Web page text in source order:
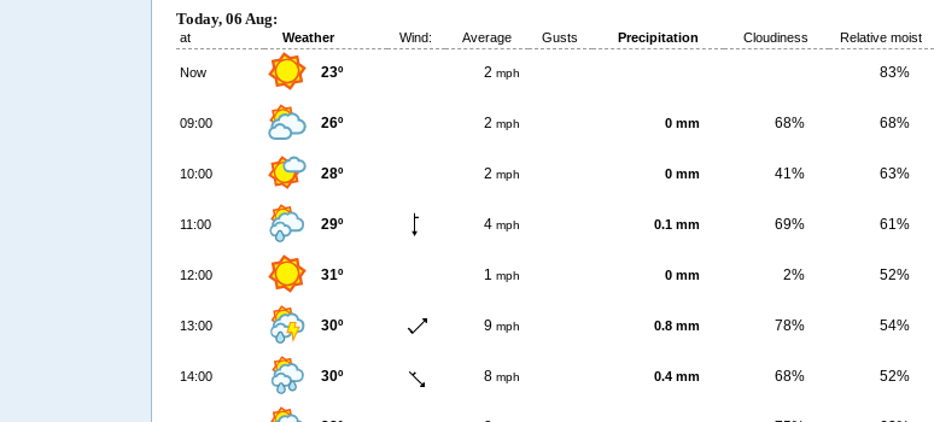
Today, 06 Aug:
at Weather Wind: Average Gusts Precipitation Cloudiness Relative moist
Now 23º 2 mph 83%
09:00 26º 2 mph 0 mm 68% 68%
10:00 28º 2 mph 0 mm 41% 63%
11:00 29º 4 mph 0.1 mm 69% 61%
12:00 31º 1 mph 0 mm 2% 52%
13:00 30º 9 mph 0.8 mm 78% 54%
14:00 30º 8 mph 0.4 mm 68% 52%